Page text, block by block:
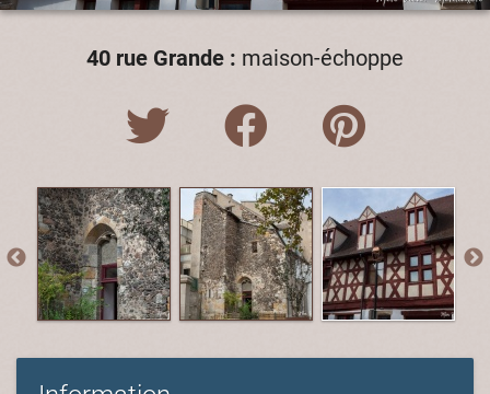
40 rue Grande : maison-échoppe